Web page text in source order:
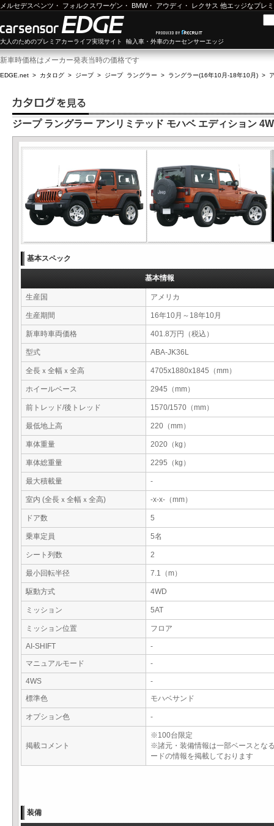
メルセデスベンツ ・ フォルクスワーゲン ・ BMW・ アウディ ・ レクサス 他エッジなプレ
大人のためのプレミアカーライフ実現サイト 輸入車・外車のカーセンサーエッジ
新車時価格はメーカー発表当時の価格です
EDGE.net > カタログ > ジープ> ジープ ラングラー > ラングラー(16年10月-18年10月) >
ジープ ラングラー アンリミテッド モハベ エディション
基本スペック
基本情報
生産国 アメリカ
生産期間 16年10月～18年10月
新車時車両価格 401.8万円（税込）
型式 ABA-JK36L
全長ｘ全幅ｘ全高 4705x1880x1845（mm）
ホイールベース 2945（mm）
前トレッド/後トレッド 1570/1570（mm）
最低地上高 220（mm）
車体重量 2020（kg）
車体総重量 2295（kg）
最大積載量 -
室内 (全長ｘ全幅ｘ全高) -x-x-（mm）
ドア数 5
乗車定員 5名
シート列数 2
最小回転半径 7.1（m）
駆動方式 4WD
ミッション 5AT
ミッション位置 フロア
AI-SHIFT
-
マニュアルモード
-
4WS
-
標準色
モハベサンド
オプション色 -
掲載コメント
※100台限定
※諸元・装備情報は一部ベースとな
ードの情報を掲載しております
装備